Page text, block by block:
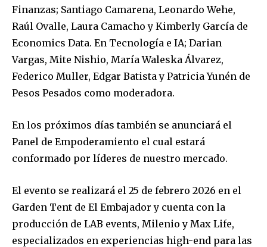
Finanzas; Santiago Camarena, Leonardo Wehe,
Raúl Ovalle, Laura Camacho y Kimberly García de
Economics Data. En Tecnología e IA; Darian
Vargas, Mite Nishio, María Waleska Álvarez,
Federico Muller, Edgar Batista y Patricia Yunén de
Pesos Pesados como moderadora.
En los próximos días también se anunciará el
Panel de Empoderamiento el cual estará
conformado por líderes de nuestro mercado.
El evento se realizará el 25 de febrero 2026 en el
Garden Tent de El Embajador y cuenta con la
producción de LAB events, Milenio y Max Life,
especializados en experiencias high-end para las